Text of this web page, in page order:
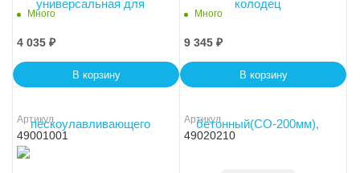
колодца (СО-200мм) Кпк 20 -
Много
4 035 ₽
В корзину
56.39 (20).52
Много
9 345 ₽
В корзину
Артикул
49001001
Артикул
49020210